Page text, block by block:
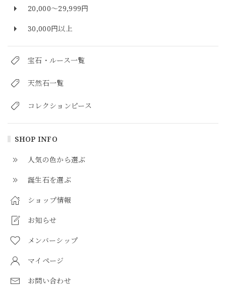
20,000～29,999円
30,000円以上
宝石・ルース一覧
天然石一覧
コレクションピース
SHOP INFO
人気の色から選ぶ
誕生石を選ぶ
ショップ情報
お知らせ
メンバーシップ
マイページ
お問い合わせ